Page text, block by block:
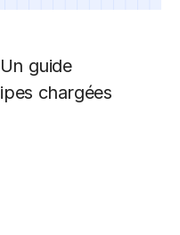
guide
chargées